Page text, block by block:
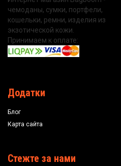
чемоданы, сумки, портфели,
кошельки, ремни, изделия из
экзотической кожи.
Принимаем к оплате:
Додатки
Блог
Карта сайта
Стежте за нами